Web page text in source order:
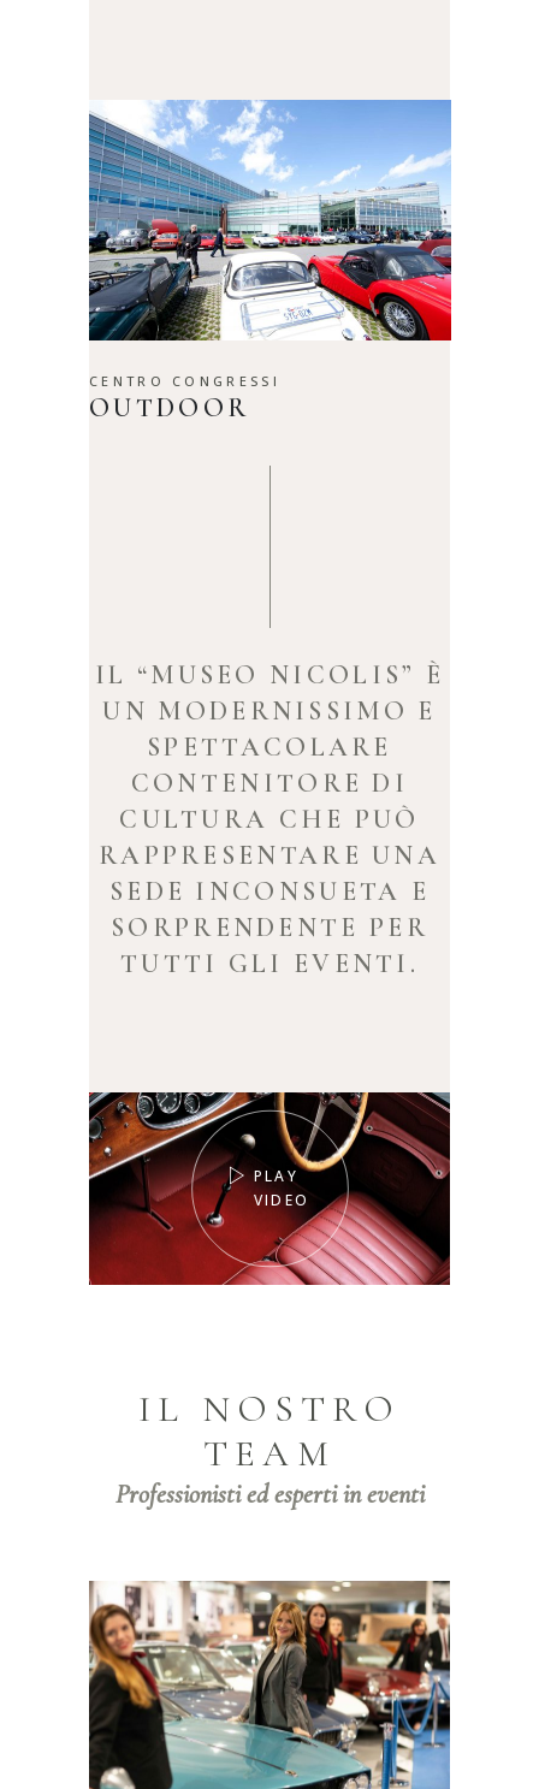
CENTRO CONGRESSI
OUTDOOR
IL “MUSEO NICOLIS” È
UN MODERNISSIMO E
SPETTACOLARE
CONTENITORE DI
CULTURA CHE PUÒ
RAPPRESENTARE UNA
SEDE INCONSUETA E
SORPRENDENTE PER
TUTTI GLI EVENTI.
PLAY
VIDEO
IL NOSTRO
TEAM
Professionisti ed esperti in eventi